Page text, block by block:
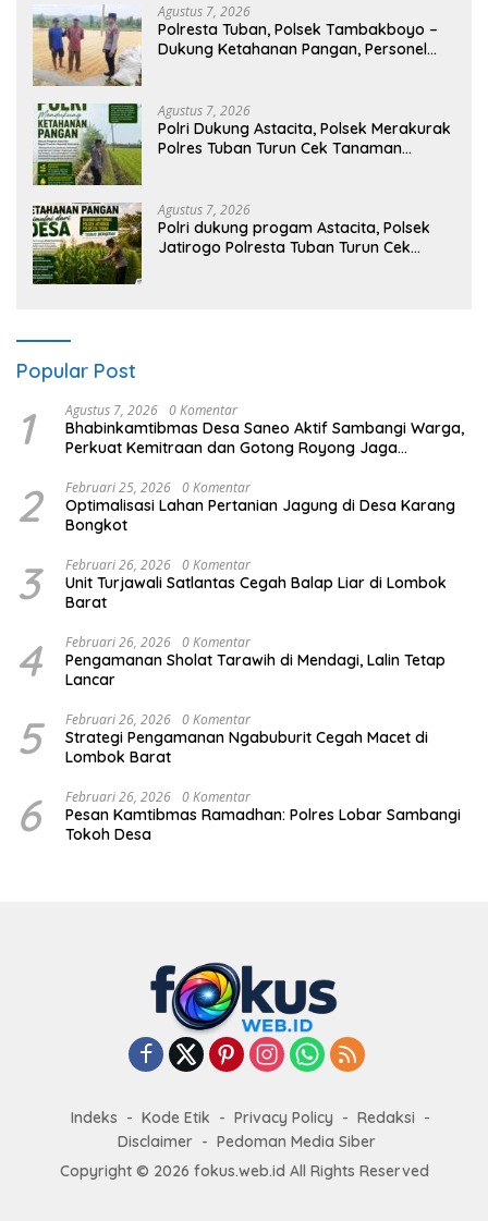
Agustus 7, 2026
Polresta Tuban, Polsek Tambakboyo –
Dukung Ketahanan Pangan, Personel
Agustus 7, 2026
Polri Dukung Astacita, Polsek Merakurak
Polres Tuban Turun Cek Tanaman
Agustus 7, 2026
Polri dukung progam Astacita, Polsek
Jatirogo Polresta Tuban Turun Cek
Popular Post
1 Agustus 7, 2026 0 Komentar
Bhabinkamtibmas Desa Saneo Aktif Sambangi Warga,
Perkuat Kemitraan dan Gotong Royong Jaga
2 Februari 25, 2026 0 Komentar
Optimalisasi Lahan Pertanian Jagung di Desa Karang
Bongkot
3 Februari 26, 2026 0 Komentar
Unit Turjawali Satlantas Cegah Balap Liar di Lombok
Barat
4 Februari 26, 2026 0 Komentar
Pengamanan Sholat Tarawih di Mendagi, Lalin Tetap
Lancar
5 Februari 26, 2026 0 Komentar
Strategi Pengamanan Ngabuburit Cegah Macet di
Lombok Barat
6 Februari 26, 2026 0 Komentar
Pesan Kamtibmas Ramadhan: Polres Lobar Sambangi
Tokoh Desa
Indeks Kode Etik Privacy Policy
Redaksi
Disclaimer
Pedoman Media Siber
Copyright © 2026 fokus.web.id All Rights Reserved